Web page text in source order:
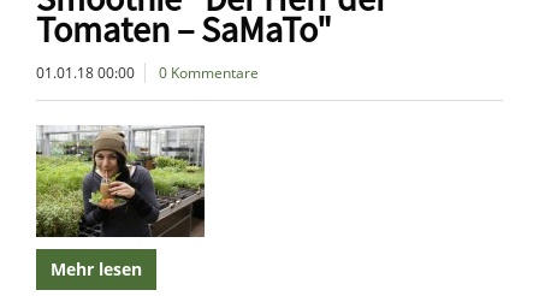
Tomaten – SaMaTo"
01.01.18 00:00 0 Kommentare
Mehr lesen